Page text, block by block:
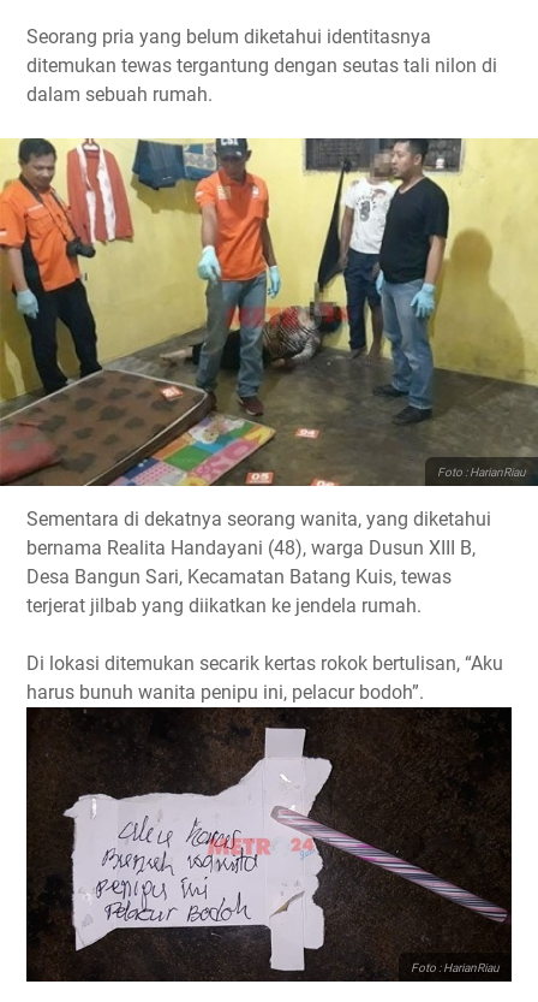
Seorang pria yang belum diketahui identitasnya
ditemukan tewas tergantung dengan seutas tali nilon di
dalam sebuah rumah.
Foto : HarianRiau
Sementara di dekatnya seorang wanita, yang diketahui
bernama Realita Handayani (48), warga Dusun XIII B,
Desa Bangun Sari, Kecamatan Batang Kuis, tewas
terjerat jilbab yang diikatkan ke jendela rumah.
Di lokasi ditemukan secarik kertas rokok bertulisan, “Aku
harus bunuh wanita penipu ini, pelacur bodoh”.
Foto : HarianRiau